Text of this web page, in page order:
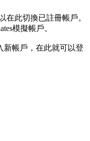
在此切換已註冊帳戶。
模擬帳戶。
新帳戶，在此就可以登